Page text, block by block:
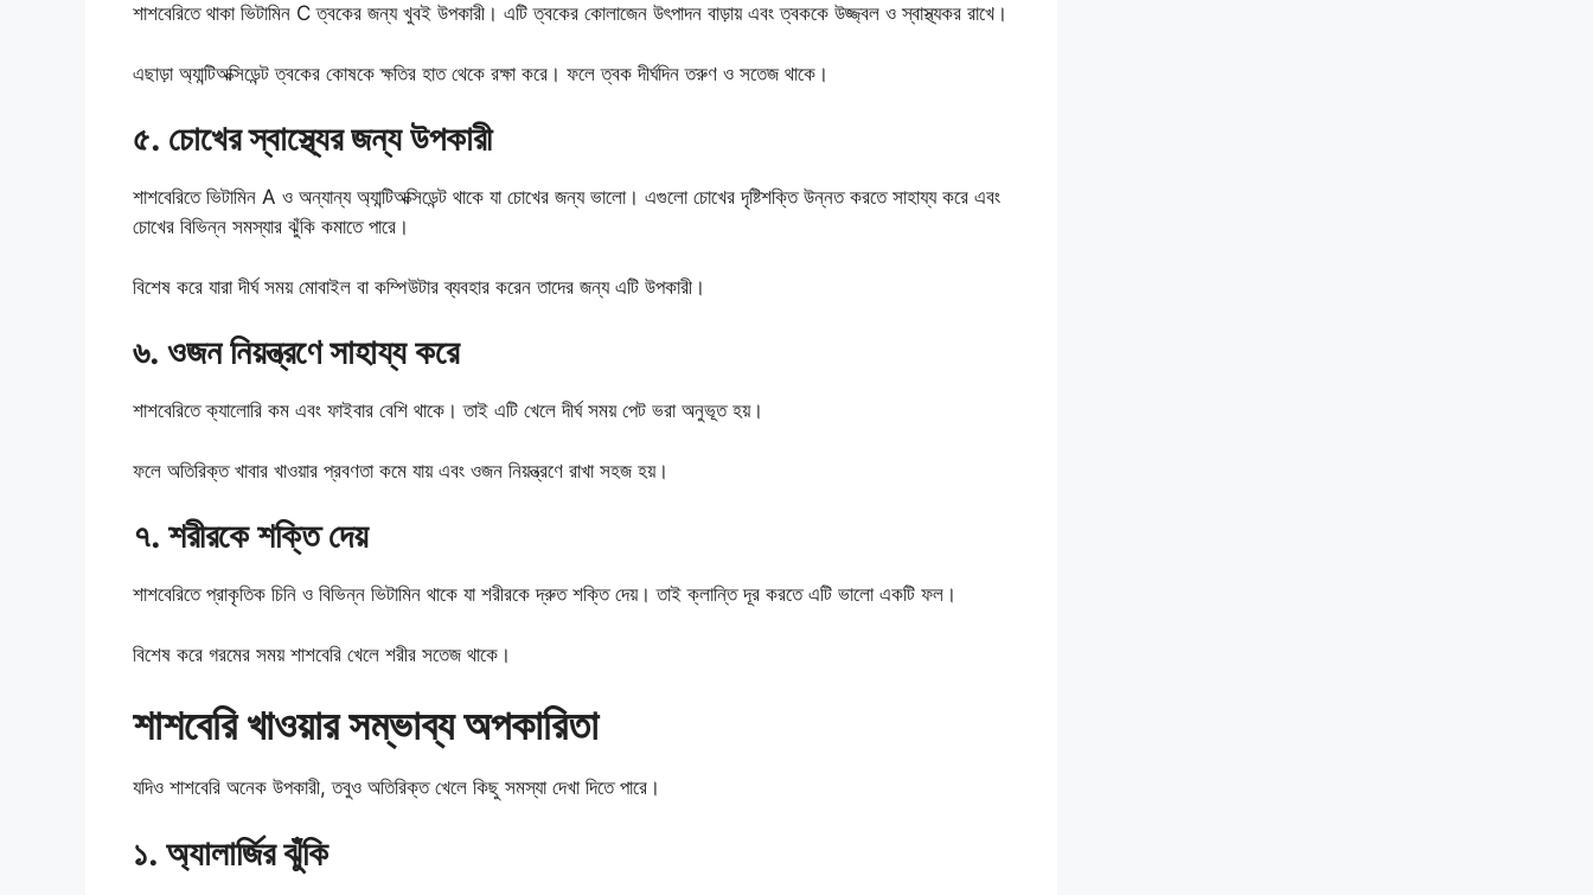
শাশবেরিতে থাকা ভিটামিন C ত্বকের জন্য খুবই উপকারী। এটি ত্বকের কোলাজেন উৎপাদন বাড়ায় এবং ত্বককে উজ্জ্বল ও স্বাস্থ্যকর রাখে।
এছাড়া অ্যান্টিঅক্সিডেন্ট ত্বকের কোষকে ক্ষতির হাত থেকে রক্ষা করে। ফলে ত্বক দীর্ঘদিন তরুণ ও সতেজ থাকে।
৫. চোখের স্বাস্থ্যের জন্য উপকারী
শাশবেরিতে ভিটামিন A ও অন্যান্য অ্যান্টিঅক্সিডেন্ট থাকে যা চোখের জন্য ভালো। এগুলো চোখের দৃষ্টিশক্তি উন্নত করতে সাহায্য করে এবং
চোখের বিভিন্ন সমস্যার ঝুঁকি কমাতে পারে।
বিশেষ করে যারা দীর্ঘ সময় মোবাইল বা কম্পিউটার ব্যবহার করেন তাদের জন্য এটি উপকারী।
৬. ওজন নিয়ন্ত্রণে সাহায্য করে
শাশবেরিতে ক্যালোরি কম এবং ফাইবার বেশি থাকে। তাই এটি খেলে দীর্ঘ সময় পেট ভরা অনুভূত হয়।
ফলে অতিরিক্ত খাবার খাওয়ার প্রবণতা কমে যায় এবং ওজন নিয়ন্ত্রণে রাখা সহজ হয়।
৭. শরীরকে শক্তি দেয়
শাশবেরিতে প্রাকৃতিক চিনি ও বিভিন্ন ভিটামিন থাকে যা শরীরকে দ্রুত শক্তি দেয়। তাই ক্লান্তি দূর করতে এটি ভালো একটি ফল।
বিশেষ করে গরমের সময় শাশবেরি খেলে শরীর সতেজ থাকে।
শাশবেরি খাওয়ার সম্ভাব্য অপকারিতা
যদিও শাশবেরি অনেক উপকারী, তবুও অতিরিক্ত খেলে কিছু সমস্যা দেখা দিতে পারে।
১. অ্যালার্জির ঝুঁকি